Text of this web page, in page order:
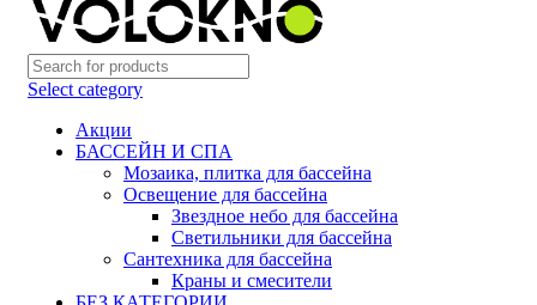
Select category
Акции
БАССЕЙН И СПА
Мозаика, плитка для бассейна
Освещение для бассейна
Звездное небо для бассейна
Светильники для бассейна
Сантехника для бассейна
Краны и смесители